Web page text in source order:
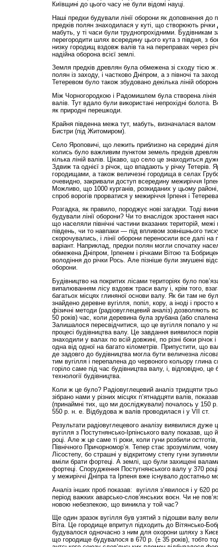
Київщині до цього часу не були відомі науці.
Наші предки будували лінії оборони як доповнення до
предків полян знаходилася у куті, що створюють річки
мабуть, у ті часи були труднопрохідними. Будівникам
перегородити шлях всередину цього кута з півдня, з
низку городищ вздовж валів та на переправах через
надійна оборона всієї землі.
Земля предків древлян була обмежена зі сходу тією ж
полян із заходу, і частково Дніпром, а з півночі та
Тетеревом було також збудовано декілька ліній
Між Чорногородкою і Радомишлем була створена лінія
валів. Тут вдало були використані непрохідні болота.
як природні перешкоди.
Крайня південна межа тут, мабуть, визначалася
Бистри (під Житомиром).
Село Яроповичі, що лежить приблизно на середині
колись було важливим пунктом земель предків
кілька ліній валів. Цікаво, що село це знаходиться
Здвиж та однієї з річок, що впадають у річку Тетерів.
городищами, а також величезні городища в селах
очевидно, закривали доступ всередину межиріччя
Можливо, що 1000 курганів, розкиданих у цьому
спроб ворогів прорватися у межиріччя Ірпеня і
Розгадка, як правило, породжує нові загадки. Тоді
будували лінії оборони? Чи то внаслідок зростання
що населяли північні частини вказаних територій,
південь, чи то навпаки — під впливом зовнішнього
скорочувались, і лінії оборони переносили все далі на
варіант. Наприклад, предки полян могли спочатку
обмежена Дніпром, Ірпенем і річками Вітою та
володіння до річки Рось. Але пізніше були змушені
оборони.
Будівництво на покритих лісами територіях було
випалюванням лісу вздовж траси валу і, крім того,
багатьох місцях глиняної основи валу. Як би там не
знайдено деревне вугілля, попіл, кору, а іноді і
фізичні методи (радіовуглецевий аналіз) дозволяють
50 років) час, коли деревина була зрубана (або
Залишалося пересвідчитися, що це вугілля попало у
процесі будівництва валу. Це завдання виявилося
знаходили у валах по всій довжині, по різні боки річок
одна від одної на багато кілометрів. Припустити, що
де задовго до будівництва могла бути величезна
тим вугілля і перепалена до червоного кольору глина
горіло саме під час будівництва валу, і, відповідно,
технології будівництва.
Коли ж це було? Радіовуглецевий аналіз тридцяти
зібрано нами у різних місцях п’ятнадцяти валів,
(принаймні тих, що ми досліджували) почалось у 150
550 р. н. е. Відбудова ж валів проводилася і у VII ст.
Результати радіовуглецевого аналізу виявилися дуже
вугілля з Постутнянсько-Ірпінського валу показав, що
році. Але ж це саме ті роки, коли гуни розбили остготів,
Північного Причорномор’я. Тепер стає зрозумілим,
Лісостепу, бо страшні у відкритому степу гуни
вміли брати фортеці. А землі, що були захищені
фортеці. Спорудження Постугнянського валу у 370
у межиріччі Дніпра та Ірпеня вже існувало достатньо
Аналіз інших проб показав: вугілля з’явилося і у 620
період важких аварсько-слов’янських воєн. Чи не
новою небезпекою, що виникла у той час?
Ще один зразок вугілля був узятий з підошви валу
Віта. Це городище впритул підходить до Вітянсько-
будувалося одночасно з ним для охорони шляху з
що городище будувалося в 670 р. (± 35 років), тобто